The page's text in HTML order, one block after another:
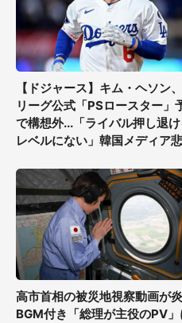
【ドジャース】キム・ヘソン
リーグ公式「PSロースター」
で構想外...「ライバル押し退
レベルにない」韓国メディア
高市首相の被災地視察動画が
BGM付き「総理が主役のPV